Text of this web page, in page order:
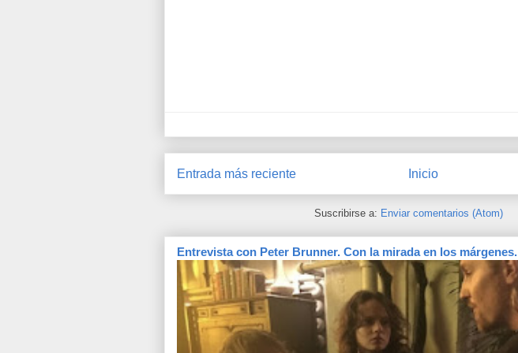
Entrada más reciente Inicio
Suscribirse a: Enviar comentarios (Atom)
Entrevista con Peter Brunner. Con la mirada en los márgenes.